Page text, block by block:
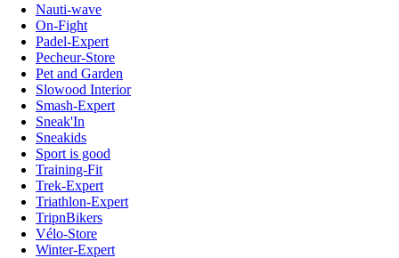
Nauti-wave
On-Fight
Padel-Expert
Pecheur-Store
Pet and Garden
Slowood Interior
Smash-Expert
Sneak'In
Sneakids
Sport is good
Training-Fit
Trek-Expert
Triathlon-Expert
TripnBikers
Vélo-Store
Winter-Expert